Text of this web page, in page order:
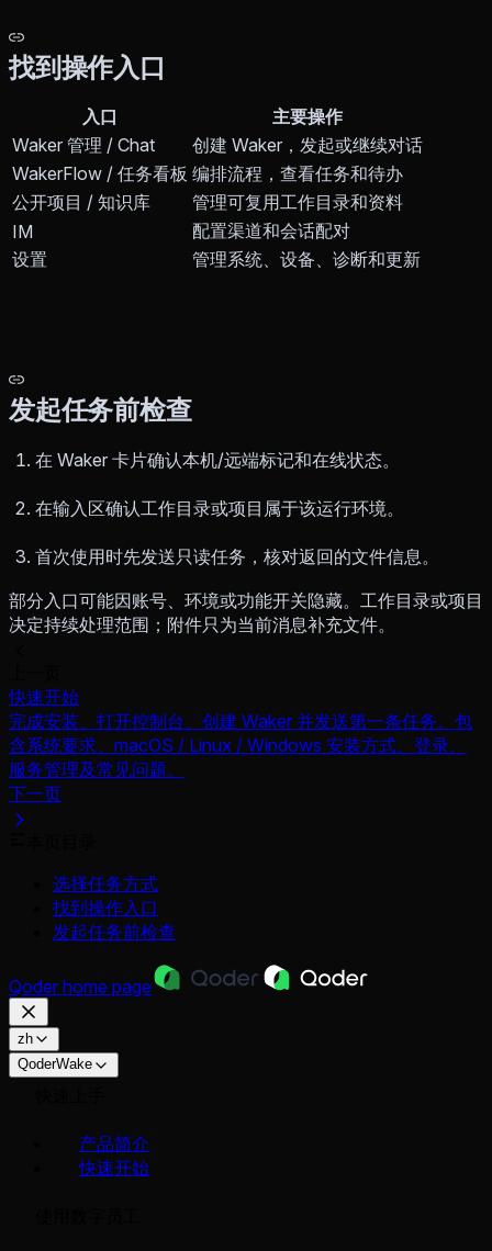
找到操作入口
入口
主要操作
Waker 管理 / Chat
创建 Waker，发起或继续对话
WakerFlow / 任务看板 编排流程，查看任务和待办
公开项目 / 知识库
管理可复用工作目录和资料
IM
配置渠道和会话配对
设置
管理系统、设备、诊断和更新
发起任务前检查
在 Waker 卡片确认本机/远端标记和在线状态。
在输入区确认工作目录或项目属于该运行环境。
首次使用时先发送只读任务，核对返回的文件信息。
部分入口可能因账号、环境或功能开关隐藏。工作目录或项目
决定持续处理范围；附件只为当前消息补充文件。
快速开始
完成安装、打开控制台、创建 Waker 并发送第一条任务。包
含系统要求、macOS / Linux / Windows 安装方式、登录、
服务管理及常见问题。
下一页
选择任务方式
找到操作入口
发起任务前检查
Qoder home page
zh
QoderWake
产品简介
快速开始